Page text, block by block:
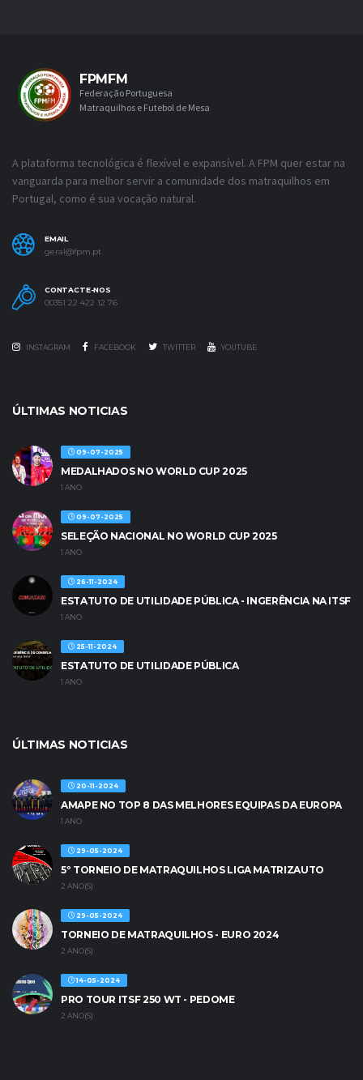
FPMFM
Federação Portuguesa
Matraquilhos e Futebol de Mesa
A plataforma tecnológica é flexível e expansível. A FPM quer estar na
vanguarda para melhor servir a comunidade dos matraquilhos em
Portugal, como é sua vocação natural.
EMAIL
geral@fpm.pt
CONTACTE-NOS
00351 22 422 12 76
INSTAGRAM FACEBOOK TWITTER YOUTUBE
ÚLTIMAS NOTICIAS
09-07-2025
MEDALHADOS NO WORLD CUP 2025
1 ANO
09-07-2025
SELEÇÃO NACIONAL NO WORLD CUP 2025
1 ANO
26-11-2024
ESTATUTO DE UTILIDADE PÚBLICA - INGERÊNCIA NA ITSF
1 ANO
25-11-2024
ESTATUTO DE UTILIDADE PÚBLICA
1 ANO
ÚLTIMAS NOTICIAS
20-11-2024
AMAPE NO TOP 8 DAS MELHORES EQUIPAS DA EUROPA
1 ANO
29-05-2024
5º TORNEIO DE MATRAQUILHOS LIGA MATRIZAUTO
2 ANO(S)
29-05-2024
TORNEIO DE MATRAQUILHOS - EURO 2024
2 ANO(S)
14-05-2024
PRO TOUR ITSF 250 WT - PEDOME
2 ANO(S)